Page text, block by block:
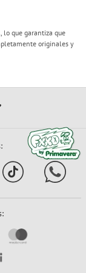
lo que garantiza que
originales y